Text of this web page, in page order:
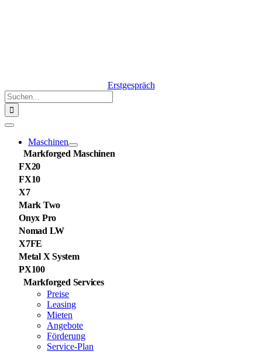
Erstgespräch
Suche
nach:
Navigation
umschaltenMaschinen
Markforged Maschinen
FX20
FX10
X7
Mark Two
Onyx Pro
Nomad LW
X7FE
Metal X System
PX100
Markforged Services
Preise
Leasing
Mieten
Angebote
Förderung
Service-Plan